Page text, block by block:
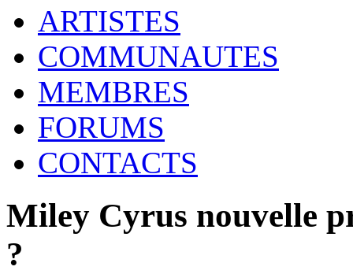
ARTISTES
COMMUNAUTES
MEMBRES
FORUMS
CONTACTS
Miley Cyrus nouvelle
?